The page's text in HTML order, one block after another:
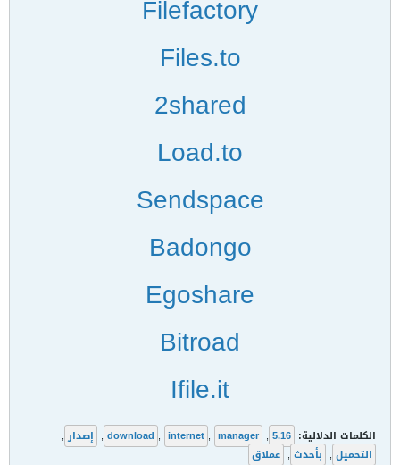
Filefactory
Files.to
2shared
Load.to
Sendspace
Badongo
Egoshare
Bitroad
Ifile.it
الكلمات الدلالية: 5.16
,
download , internet , manager
, إصدار ,
التحميل , بأحدث , عملاق